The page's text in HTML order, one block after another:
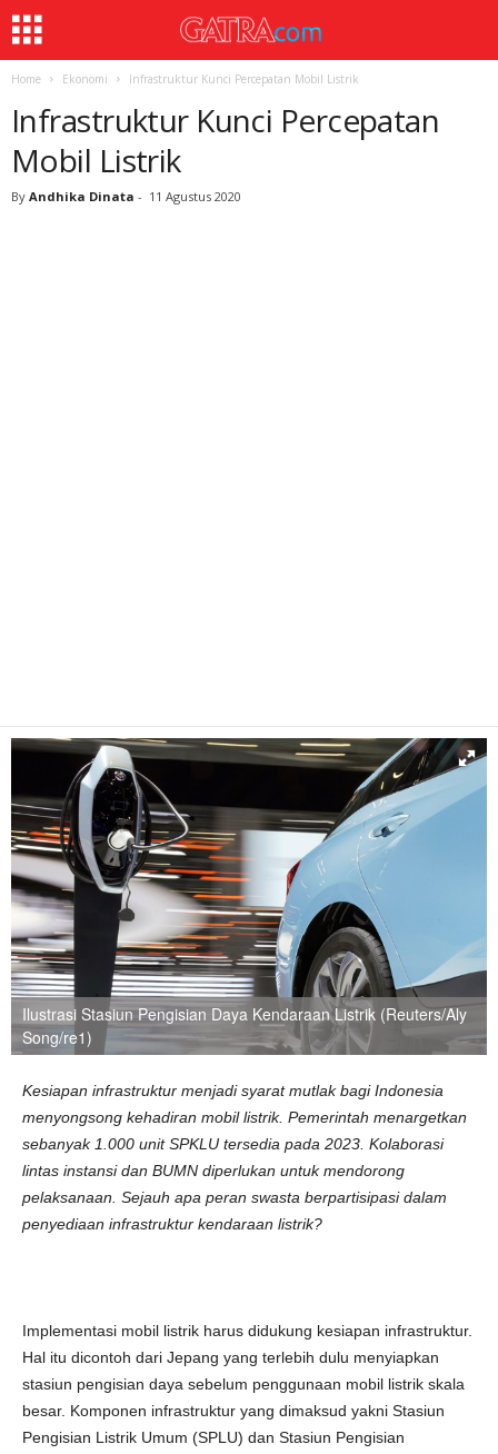
Home Ekonomi Infrastruktur Kunci Percepatan Mobil Listrik
Infrastruktur Kunci Percepatan
Mobil Listrik
By Andhika Dinata - 11 Agustus 2020
Ilustrasi Stasiun Pengisian Daya Kendaraan Listrik (Reuters/Aly
Song/re1)
Kesiapan infrastruktur menjadi syarat mutlak bagi Indonesia
menyongsong kehadiran mobil listrik. Pemerintah menargetkan
sebanyak 1.000 unit SPKLU tersedia pada 2023. Kolaborasi
lintas instansi dan BUMN diperlukan untuk mendorong
pelaksanaan. Sejauh apa peran swasta berpartisipasi dalam
penyediaan infrastruktur kendaraan listrik?
Implementasi mobil listrik harus didukung kesiapan infrastruktur.
Hal itu dicontoh dari Jepang yang terlebih dulu menyiapkan
stasiun pengisian daya sebelum penggunaan mobil listrik skala
besar. Komponen infrastruktur yang dimaksud yakni Stasiun
Pengisian Listrik Umum (SPLU) dan Stasiun Pengisian